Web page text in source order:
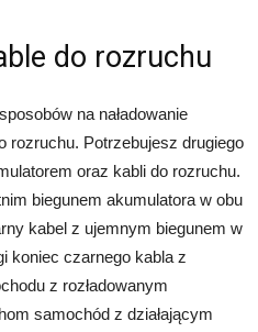
do rozruchu
na naładowanie
rozruchu. Potrzebujesz drugiego
oraz kabli do rozruchu.
biegunem akumulatora w obu
kabel z ujemnym biegunem w
koniec czarnego kabla z
z rozładowanym
samochód z działającym